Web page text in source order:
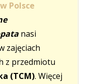
Polsce
nasi
zajęciach
z przedmiotu
(TCM). Więcej